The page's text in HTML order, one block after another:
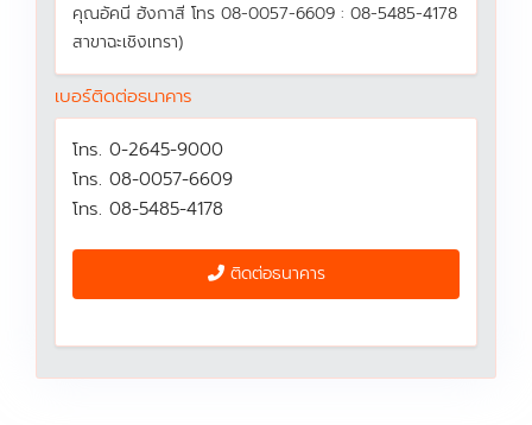
คุณอัคนี ฮังกาสี โทร 08-0057-6609 : 08-5485-4178
สาขาฉะเชิงเทรา)
เบอร์ติดต่อธนาคาร
โทร. 0-2645-9000
โทร. 08-0057-6609
โทร. 08-5485-4178
ติดต่อธนาคาร